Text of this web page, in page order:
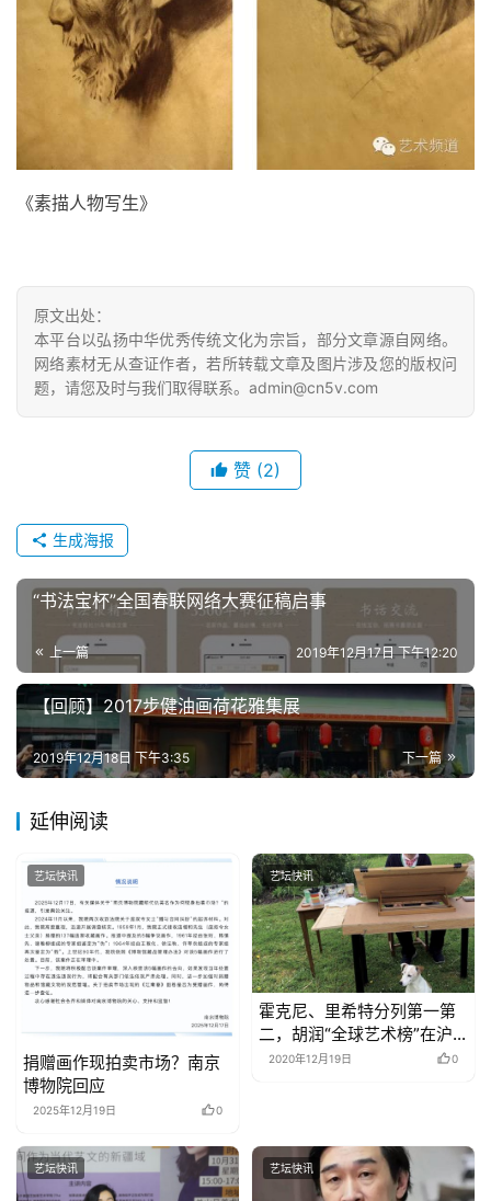
《素描人物写生》
原文出处：
本平台以弘扬中华优秀传统文化为宗旨，部分文章源自网络。
网络素材无从查证作者，若所转载文章及图片涉及您的版权问
题，请您及时与我们取得联系。admin@cn5v.com
赞 (2)
生成海报
“书法宝杯”全国春联网络大赛征稿启事
上一篇 2019年12月17日 下午12:20
【回顾】2017步健油画荷花雅集展
下一篇
2019年12月18日 下午3:35
延伸阅读
艺坛快讯
捐赠画作现拍卖市场？南京
博物院回应
2025年12月19日 0
艺坛快讯
霍克尼、里希特分列第一第
二，胡润“全球艺术榜”在沪
公布
2020年12月19日 0
艺坛快讯 艺坛快讯